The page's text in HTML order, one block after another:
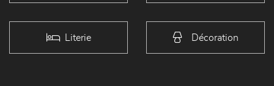
Literie Décoration